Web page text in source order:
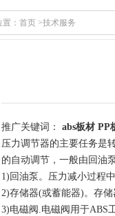
置：首页 >技术服务
推广关键词： abs板材 PP
压力调节器的主要任务是
的自动调节，一般由回油
1)回油泵。压力减小过程
2)存储器(或蓄能器)。存
3)电磁阀.电磁阀用于ABS